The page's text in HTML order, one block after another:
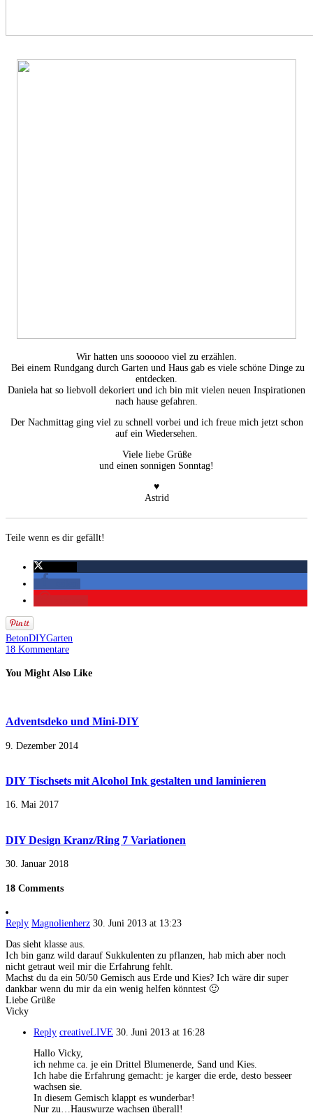
Wir hatten uns soooooo viel zu erzählen.
Bei einem Rundgang durch Garten und Haus gab es viele schöne Dinge zu
entdecken.
Daniela hat so liebvoll dekoriert und ich bin mit vielen neuen Inspirationen
nach hause gefahren.
Der Nachmittag ging viel zu schnell vorbei und ich freue mich jetzt schon
auf ein Wiedersehen.
Viele liebe Grüße
und einen sonnigen Sonntag!
♥
Astrid
Teile wenn es dir gefällt!
BetonDIYGarten
18 Kommentare
You Might Also Like
Adventsdeko und Mini-DIY
9. Dezember 2014
DIY Tischsets mit Alcohol Ink gestalten und laminieren
16. Mai 2017
DIY Design Kranz/Ring 7 Variationen
30. Januar 2018
18 Comments
Reply Magnolienherz 30. Juni 2013 at 13:23
Das sieht klasse aus.
Ich bin ganz wild darauf Sukkulenten zu pflanzen, hab mich aber noch
nicht getraut weil mir die Erfahrung fehlt.
Machst du da ein 50/50 Gemisch aus Erde und Kies? Ich wäre dir super
dankbar wenn du mir da ein wenig helfen könntest 🙂
Liebe Grüße
Vicky
Reply creativeLIVE 30. Juni 2013 at 16:28
Hallo Vicky,
ich nehme ca. je ein Drittel Blumenerde, Sand und Kies.
Ich habe die Erfahrung gemacht: je karger die erde, desto besseer
wachsen sie.
In diesem Gemisch klappt es wunderbar!
Nur zu…Hauswurze wachsen überall!